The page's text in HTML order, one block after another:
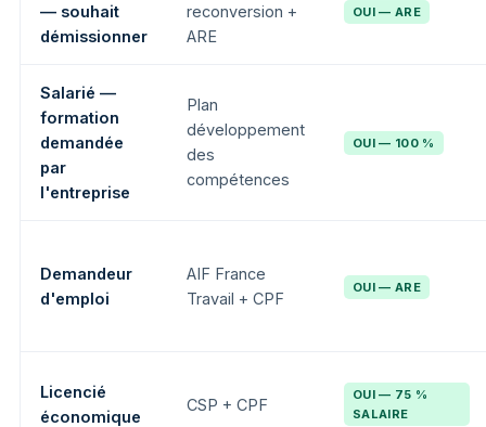
— souhait
démissionner
reconversion +
ARE
OUI — ARE
Salarié —
formation
demandée
par
l'entreprise
Plan
développement
des
compétences
OUI — 100 %
Demandeur
d'emploi
AIF France
Travail + CPF
OUI — ARE
Licencié
économique
CSP + CPF
OUI — 75 %
SALAIRE